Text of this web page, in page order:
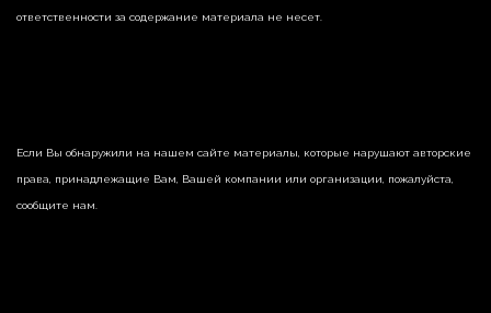
ответственности за содержание материала не несет.
Если Вы обнаружили на нашем сайте материалы, которые нарушают авторские
права, принадлежащие Вам, Вашей компании или организации, пожалуйста,
сообщите нам.